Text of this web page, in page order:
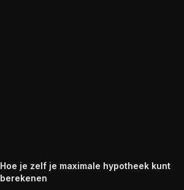
Hoe je zelf je maximale hypotheek kunt
berekenen